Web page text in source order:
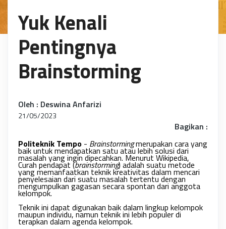
Yuk Kenali
Pentingnya
Brainstorming
Oleh : Deswina Anfarizi
21/05/2023
Bagikan :
Politeknik Tempo - Brainstormingmerupakan cara yang
baik untuk mendapatkan satu atau lebih solusi dari
masalah yang ingin dipecahkan. Menurut Wikipedia,
Curah pendapat (brainstorming) adalah suatu metode
yang memanfaatkan teknik kreativitas dalam mencari
penyelesaian dari suatu masalah tertentu dengan
mengumpulkan gagasan secara spontan dari anggota
kelompok.
Teknik ini dapat digunakan baik dalam lingkup kelompok
maupun individu, namun teknik ini lebih populer di
terapkan dalam agenda kelompok.